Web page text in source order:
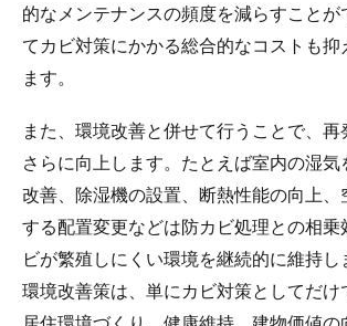
的なメンテナンスの頻度を減らすことが
てカビ対策にかかる総合的なコストも抑
ます。
また、環境改善と併せて行うことで、再
さらに向上します。たとえば室内の湿気
改善、除湿機の設置、断熱性能の向上、
する配置変更などは防カビ処理との相乗
ビが繁殖しにくい環境を継続的に維持し
環境改善策は、単にカビ対策としてだけ